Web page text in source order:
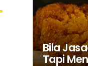
Bila
Tapi